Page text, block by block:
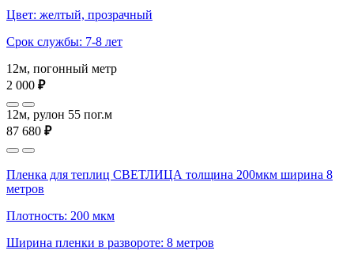
Цвет: желтый, прозрачный
Срок службы: 7-8 лет
12м, погонный метр
2 000 ₽
12м, рулон 55 пог.м
87 680 ₽
Пленка для теплиц СВЕТЛИЦА толщина 200мкм ширина 8
метров
Плотность: 200 мкм
Ширина пленки в развороте: 8 метров